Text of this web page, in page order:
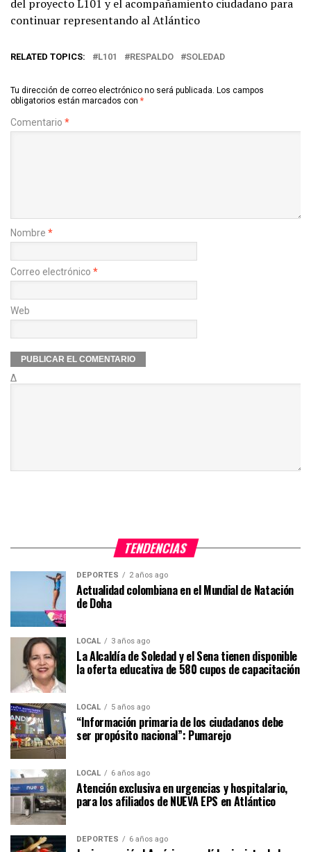
del proyecto L101 y el acompañamiento ciudadano para
continuar representando al Atlántico
RELATED TOPICS: L101 RESPALDO SOLEDAD
Tu dirección de correo electrónico no será publicada. Los campos
obligatorios están marcados con *
Comentario *
Nombre *
Correo electrónico *
Web
Δ
TENDENCIAS
DEPORTES 2 años ago
Actualidad colombiana en el Mundial de Natación
de Doha
LOCAL 3 años ago
La Alcaldía de Soledad y el Sena tienen disponible
la oferta educativa de 580 cupos de capacitación
LOCAL 5 años ago
“Información primaria de los ciudadanos debe
ser propósito nacional”: Pumarejo
LOCAL 6 años ago
Atención exclusiva en urgencias y hospitalario,
para los afiliados de NUEVA EPS en Atlántico
DEPORTES 6 años ago